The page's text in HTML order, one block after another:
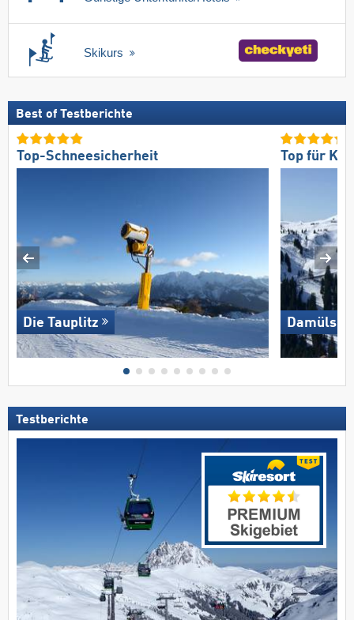
Skikurs
Best of Testberichte
Top-Schneesicherheit
Die Tauplitz
Top für
Damüls
Testberichte